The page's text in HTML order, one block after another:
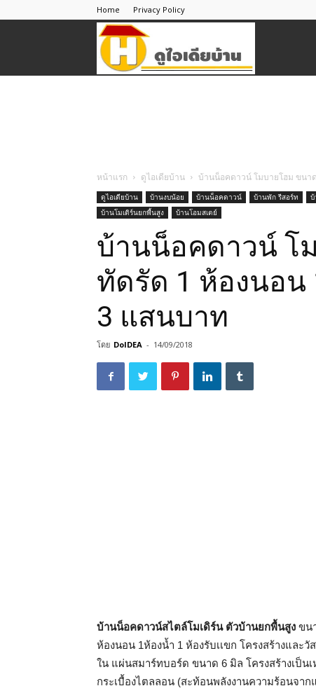
Home Privacy Policy
หน้าแรก ดูไอเดียบ้าน บ้านน็อคดาวน์ โมบายโฮม ขนา
ดูไอเดียบ้าน บ้านงบน้อย บ้านน็อคดาวน์ บ้านพัก รีสอร์ท บ้
บ้านโมเดิร์นยกพื้นสูง
บ้านโอมสเตย์
บ้านน็อคดาวน์ โ
ทัดรัด 1 ห้องนอน
3 แสนบาท
โดย DoIDEA - 14/09/2018
บ้านน็อคดาวน์สไตล์โมเดิร์น ตัวบ้านยกพื้นสูง ขน
ห้องนอน 1ห้องน้ำ 1 ห้องรับเเขก โครงสร้างแล
ใน แผ่นสมาร์ทบอร์ด ขนาด 6 มิล โครงสร้างเป็น
กระเบื้องไตลลอน (สะท้อนพลังงานความร้อนจา